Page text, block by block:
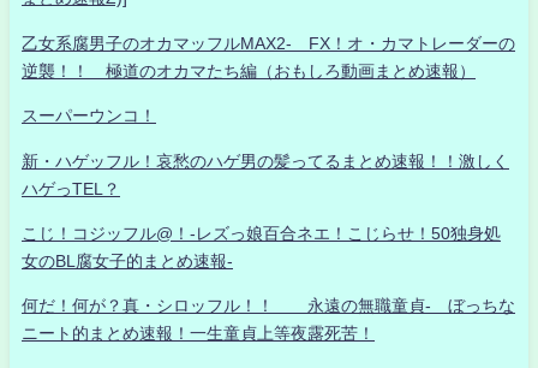
乙女系腐男子のオカマッフルMAX2- FX！オ・カマトレーダーの
逆襲！！ 極道のオカマたち編（おもしろ動画まとめ速報）
スーパーウンコ！
新・ハゲッフル！哀愁のハゲ男の髪ってるまとめ速報！！激しく
ハゲっTEL？
こじ！コジッフル@！-レズっ娘百合ネエ！こじらせ！50独身処
女のBL腐女子的まとめ速報-
何だ！何が？真・シロッフル！！ 永遠の無職童貞- ぼっちな
ニート的まとめ速報！一生童貞上等夜露死苦！